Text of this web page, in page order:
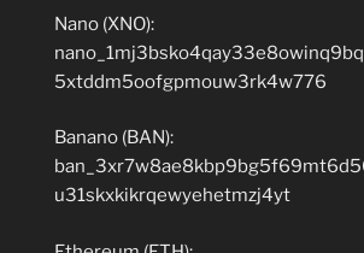
Nano (XNO):
5xtddm5oofgpmouw3rk4w776
Banano (BAN):
u31skxkikrqewyehetmzj4yt